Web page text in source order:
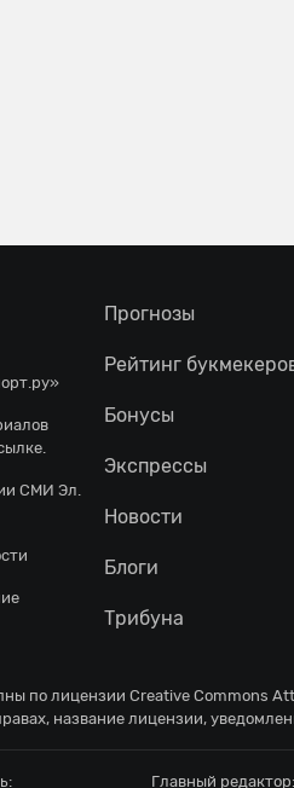
СМИ Эл.
Прогнозы
Рейтинг
Бонусы
Экспрессы
Новости
Блоги
Трибуна
по лицензии Creative Commons
название лицензии,
Главный редактор: